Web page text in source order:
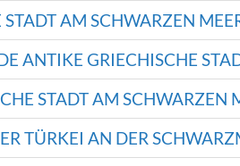
AM SCHWARZEN
ANTIKE GRIECHISCHE
STADT AM SCHWARZEN
TÜRKEI AN DER